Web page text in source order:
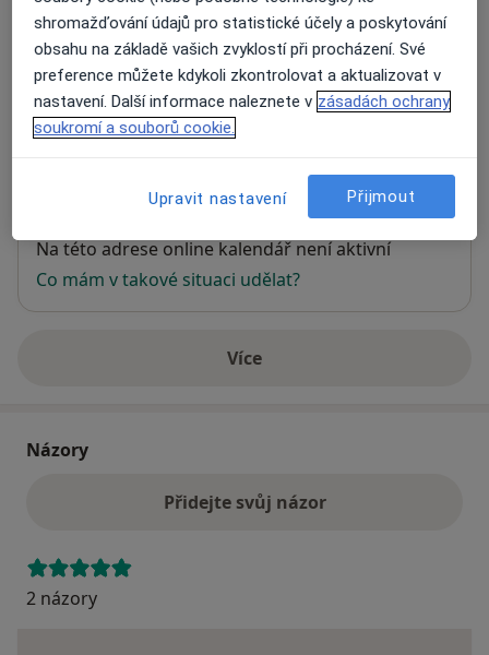
Klinika anesteziologie, resuscitace a
intenzivní medicíny 1.LF UK Všeobecná
fakultní nemocnice
U Nemocnice 2, Praha 2 128 08
se otevře v nové záložce
Dostupnost
Na této adrese online kalendář není aktivní
Co mám v takové situaci udělat?
Víceo adrese
Názory
Přidejte svůj názor
2 názory
shromažďování údajů pro statistické účely a poskytování
obsahu na základě vašich zvyklostí při procházení. Své
preference můžete kdykoli zkontrolovat a aktualizovat v
nastavení. Další informace naleznete v zásadách ochrany
soukromí a souborů cookie.
Upravit nastavení Přijmout